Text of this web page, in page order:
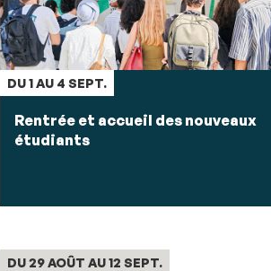
DU 1 AU 4 SEPT.
Rentrée et accueil des nouveaux
étudiants
DU 29 AOÛT AU 12 SEPT.